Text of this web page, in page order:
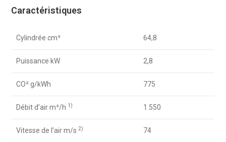
Caractéristiques
Cylindrée cm³ 64,8
Puissance kW 2,8
CO² g/kWh 775
Débit d’air m³/h 1) 1.550
Vitesse de l’air m/s2) 74